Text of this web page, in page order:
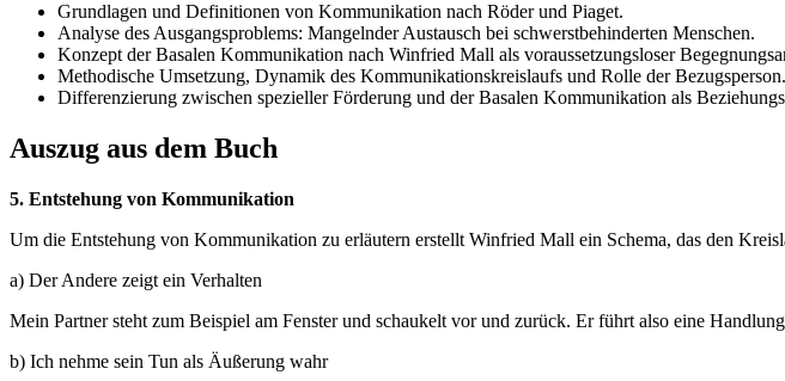
Grundlagen und Definitionen von Kommunikation nach Röder und Piaget.
Analyse des Ausgangsproblems: Mangelnder Austausch bei schwerstbehinderten Menschen.
Konzept der Basalen Kommunikation nach Winfried Mall als voraussetzungsloser
Methodische Umsetzung, Dynamik des Kommunikationskreislaufs und Rolle der Bezugsperson.
Differenzierung zwischen spezieller Förderung und der Basalen Kommunikation als
Auszug aus dem Buch
5. Entstehung von Kommunikation
Um die Entstehung von Kommunikation zu erläutern erstellt Winfried Mall ein Schema, das den
a) Der Andere zeigt ein Verhalten
Mein Partner steht zum Beispiel am Fenster und schaukelt vor und zurück. Er führt also eine
b) Ich nehme sein Tun als Äußerung wahr